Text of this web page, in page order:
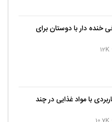
خنده دار با دوستان برای
12K
با مواد غذایی در چند